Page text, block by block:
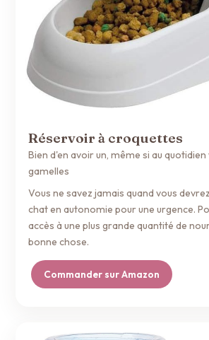
Réservoir à croquettes
Bien d'en avoir un, même si au quotidien
gamelles
Vous ne savez jamais quand vous
chat en autonomie pour une urgence.
accès à une plus grande quantité de
bonne chose.
Commander sur Amazon